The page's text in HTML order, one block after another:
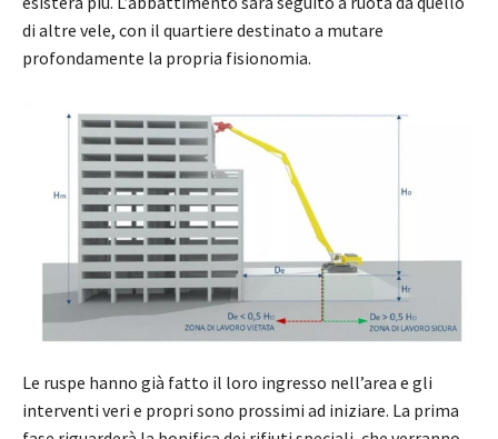
di altre vele, con il quartiere destinato a mutare
profondamente la propria fisionomia.
Le ruspe hanno già fatto il loro ingresso nell’area e gli
interventi veri e propri sono prossimi ad iniziare. La prima